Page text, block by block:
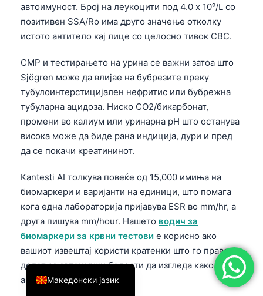
автоимуност. Број на леукоцити под 4.0 x 10⁹/L со
позитивен SSA/Ro има друго значење отколку
истото антитело кај лице со целосно тивок CBC.
CMP и тестирањето на урина се важни затоа што
Sjögren може да влијае на бубрезите преку
тубулоинтерстицијален нефритис или бубрежна
тубуларна ацидоза. Ниско CO2/бикарбонат,
промени во калиум или уринарна pH што останува
висока може да биде рана индиција, дури и пред
да се покачи креатининот.
Kantesti AI толкува повеќе од 15,000 имиња на
биомаркери и варијанти на единици, што помага
кога една лабораторија пријавува ESR во mm/hr, а
друга пишува mm/hour. Нашето водич за
биомаркери за крвни тестови е корисно ако
вашиот извештај користи кратенки што го прават
делот за автоимуни болести да изгледа како
азбука.Македонски јазик
Deutsch
العربية
Français
עִבְרִית
Português
Ελληνικά
Română
فارسی
Български